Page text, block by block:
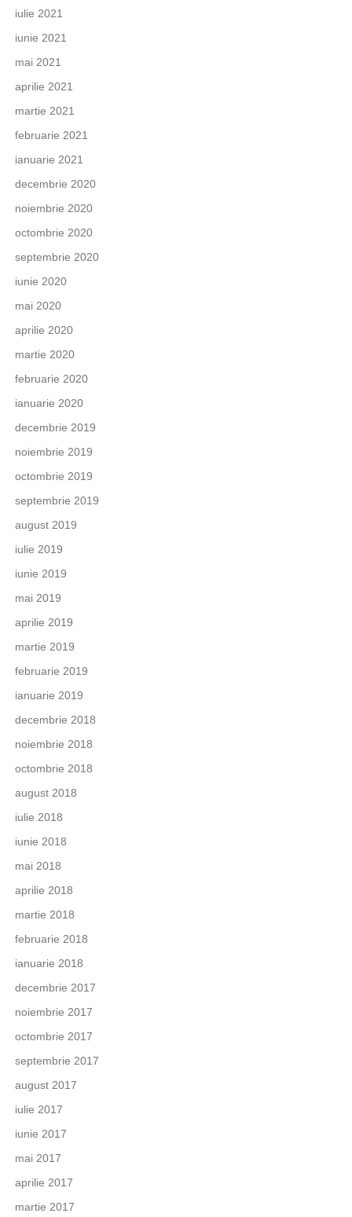
iulie 2021
iunie 2021
mai 2021
aprilie 2021
martie 2021
februarie 2021
ianuarie 2021
decembrie 2020
noiembrie 2020
octombrie 2020
septembrie 2020
iunie 2020
mai 2020
aprilie 2020
martie 2020
februarie 2020
ianuarie 2020
decembrie 2019
noiembrie 2019
octombrie 2019
septembrie 2019
august 2019
iulie 2019
iunie 2019
mai 2019
aprilie 2019
martie 2019
februarie 2019
ianuarie 2019
decembrie 2018
noiembrie 2018
octombrie 2018
august 2018
iulie 2018
iunie 2018
mai 2018
aprilie 2018
martie 2018
februarie 2018
ianuarie 2018
decembrie 2017
noiembrie 2017
octombrie 2017
septembrie 2017
august 2017
iulie 2017
iunie 2017
mai 2017
aprilie 2017
martie 2017